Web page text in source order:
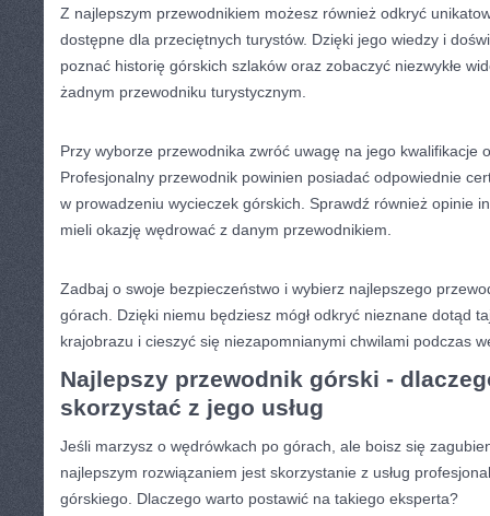
Z‍ najlepszym przewodnikiem możesz również odkryć
dostępne dla przeciętnych turystów.⁣ Dzięki jego​ wiedzy i
poznać historię górskich szlaków oraz zobaczyć niezwykłe
żadnym przewodniku turystycznym.
Przy ⁣wyborze przewodnika ⁤zwróć⁢ uwagę na jego kwalifikacje
Profesjonalny przewodnik powinien‍ posiadać odpowiednie
w‍ prowadzeniu wycieczek górskich. Sprawdź również opinie
mieli okazję wędrować z ‌danym ⁣przewodnikiem.
Zadbaj o‌ swoje bezpieczeństwo i wybierz najlepszego
górach. Dzięki niemu będziesz ‌mógł odkryć nieznane⁤ dotąd
krajobrazu i ⁢cieszyć się niezapomnianymi chwilami podczas
Najlepszy⁢ przewodnik górski ⁢-
skorzystać z jego usług
Jeśli marzysz o wędrówkach po górach, ale boisz ​się
najlepszym rozwiązaniem jest skorzystanie z usług
górskiego.⁢ Dlaczego warto‍ postawić na takiego ⁣eksperta?